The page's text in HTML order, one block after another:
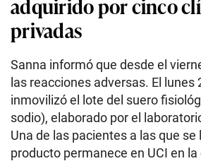
privadas
Sanna informó que desde el
las reacciones adversas. El lunes
inmovilizó el lote del suero
sodio), elaborado por el
Una de las pacientes a las que se
producto permanece en UCI en